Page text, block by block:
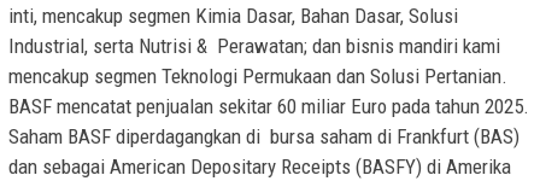
inti, mencakup segmen Kimia Dasar, Bahan Dasar, Solusi
Industrial, serta Nutrisi & Perawatan; dan bisnis mandiri kami
mencakup segmen Teknologi Permukaan dan Solusi Pertanian.
BASF mencatat penjualan sekitar 60 miliar Euro pada tahun 2025.
Saham BASF diperdagangkan di bursa saham di Frankfurt (BAS)
dan sebagai American Depositary Receipts (BASFY) di Amerika